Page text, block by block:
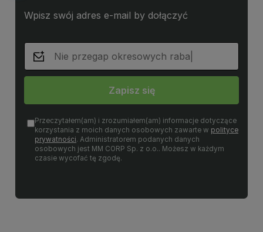
Wpisz swój adres e-mail by dołączyć
Zapisz się
Przeczytałem(am) i zrozumiałem(am) informacje dotyczące
korzystania z moich danych osobowych zawarte w polityce
prywatności. Administratorem podanych danych
osobowych jest MM CORP Sp. z o.o.. Możesz w każdym
czasie wycofać tę zgodę.